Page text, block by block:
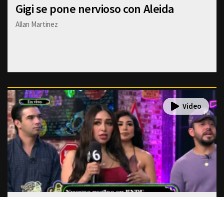
Gigi se pone nervioso con Aleida
Allan Martinez